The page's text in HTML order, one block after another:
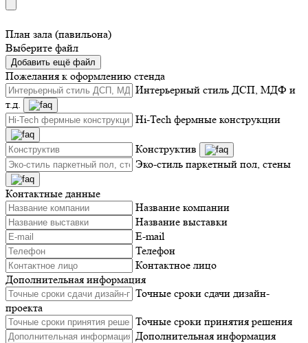
План зала (павильона)
Выберите файл
Добавить ещё файл
Пожелания к оформлению стенда
Интерьерный стиль ДСП, МДФ и
т.д.
Hi-Tech фермные конструкции
Конструктив
Эко-стиль паркетный пол, стены
Контактные данные
Название компании
Название выставки
E-mail
Телефон
Контактное лицо
Дополнительная информация
Точные сроки сдачи дизайн-
проекта
Точные сроки принятия решения
Дополнительная информация